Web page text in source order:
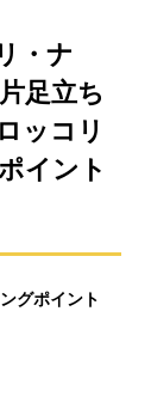
・ナ
足立ち
ッコリ
イント
グポイント